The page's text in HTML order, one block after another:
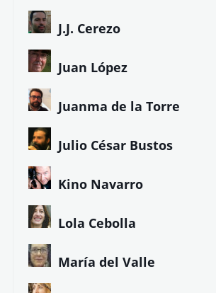
J.J. Cerezo
Juan López
Juanma de la Torre
Julio César Bustos
Kino Navarro
Lola Cebolla
María del Valle